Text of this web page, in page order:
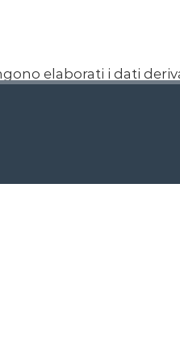
elaborati i dati